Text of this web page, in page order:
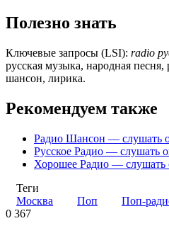
Полезно знать
Ключевые запросы (LSI): radio
русская музыка, народная
шансон, лирика.
Рекомендуем также
Радио Шансон — слушать
Русское Радио — слушать
Хорошее Радио — слушать
Теги
Москва
Поп Поп-
0 367